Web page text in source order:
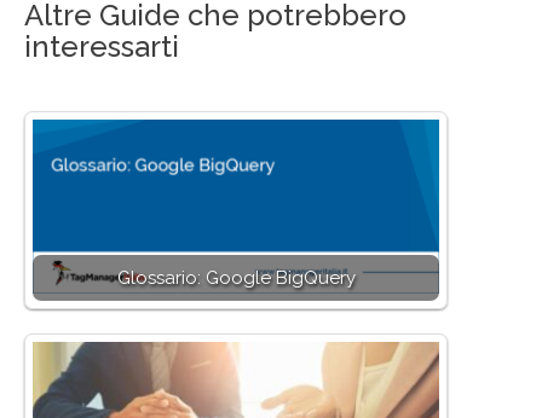
Altre Guide che potrebbero
interessarti
Glossario: Google BigQuery